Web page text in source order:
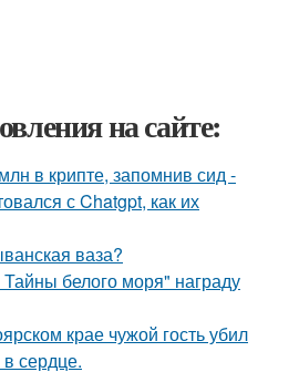
на сайте:
в крипте, запомнив сид -
с Chatgpt, как их
ваза?
белого моря" награду
крае чужой гость убил
сердце.